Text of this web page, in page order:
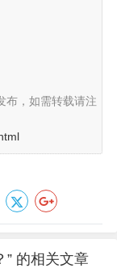
布，如需转载请注
” 的相关文章